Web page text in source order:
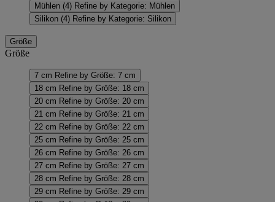
Mühlen (4) Refine by Kategorie: Mühlen
Silikon (4) Refine by Kategorie: Silikon
Größe
Größe
7 cm Refine by Größe: 7 cm
18 cm Refine by Größe: 18 cm
20 cm Refine by Größe: 20 cm
21 cm Refine by Größe: 21 cm
22 cm Refine by Größe: 22 cm
25 cm Refine by Größe: 25 cm
26 cm Refine by Größe: 26 cm
27 cm Refine by Größe: 27 cm
28 cm Refine by Größe: 28 cm
29 cm Refine by Größe: 29 cm